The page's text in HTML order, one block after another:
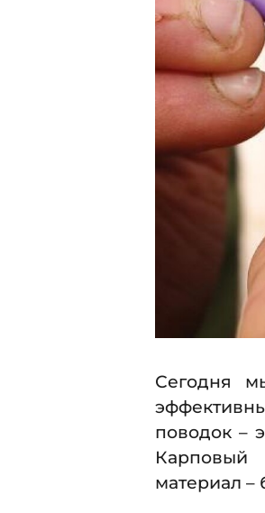
7
.
2
0
1
5
Сегодня
поводок –
материал –